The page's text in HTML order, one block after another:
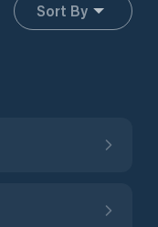
Sort By